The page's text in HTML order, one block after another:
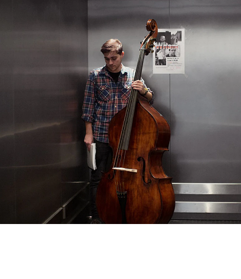
Arrangementer og konserter
Nyheter og historier
Ledige stillinger